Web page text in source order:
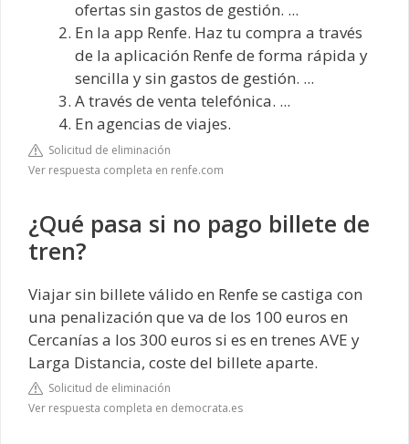
ofertas sin gastos de gestión. ...
En la app Renfe. Haz tu compra a través
de la aplicación Renfe de forma rápida y
sencilla y sin gastos de gestión. ...
A través de venta telefónica. ...
En agencias de viajes.
Solicitud de eliminación
Ver respuesta completa en renfe.com
¿Qué pasa si no pago billete de
tren?
Viajar sin billete válido en Renfe se castiga con
una penalización que va de los 100 euros en
Cercanías a los 300 euros si es en trenes AVE y
Larga Distancia, coste del billete aparte.
Solicitud de eliminación
Ver respuesta completa en democrata.es